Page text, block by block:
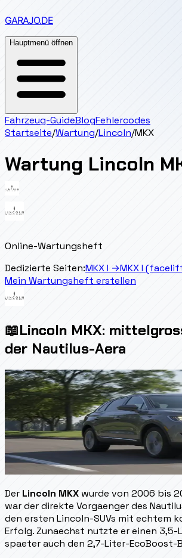
GARAJO.DE
Hauptmenü öffnen
Fahrzeug-GuideBlogFehlercodes
Startseite/Wartung/Lincoln/MKX
Wartung Lincoln
Online-Wartungsheft
Dedizierte Seiten:MKX I →MKX I
Mein Wartungsheft erstellen
📖Lincoln MKX:
der Nautilus-Aera
Der Lincoln MKX wurde von 2006 bis
war der direkte Vorgaenger des
den ersten Lincoln-SUVs mit echtem
Erfolg. Zunaechst nutzte er einen 3,5-
spaeter auch den 2,7-Liter-EcoBoost-